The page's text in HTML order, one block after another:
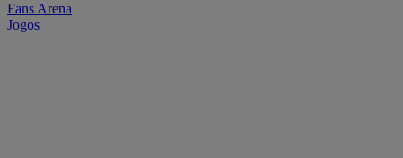
Fans Arena
Jogos